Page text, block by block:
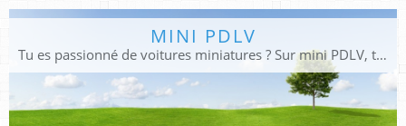
MINI PDLV
Tu es passionné de voitures miniatures ? Sur mini PDLV, tu trouveras les meilleurs bons plans pour acheter des voitures au 1:43, 1:18 ou 1:24. Tu pourras aussi découvrir des modèles de collection sous tous leurs angles. Pour ne rien louper de l'actualité des voitures miniatures, rejoins-nous !